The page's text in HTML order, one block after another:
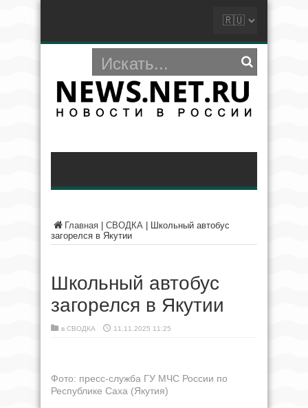
Главная СВОДКА
Школьный автобус
загорелся в Якутии
Школьный автобус
загорелся в Якутии
в СВОДКА 11.11.2025 11:25
Фото: пресс-служба ГУ МЧС России по
Республике Саха (Якутия)